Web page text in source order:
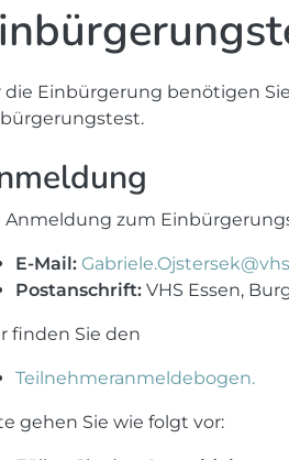
die Einbürgerung benötigen
Anmeldung zum
E-Mail:
Postanschrift: VHS Essen,
finden Sie den
Teilnehmeranmeldebogen.
gehen Sie wie folgt vor: